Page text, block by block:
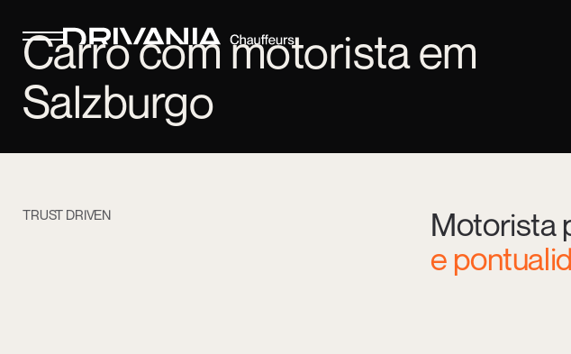
Carro com motorista em
Salzburgo
TRUST DRIVEN Motorista
e